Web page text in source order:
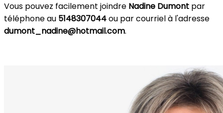
Vous pouvez facilement joindre Nadine Dumont par
téléphone au 5148307044ou par courriel à l'adresse
dumont_nadine@hotmail.com.